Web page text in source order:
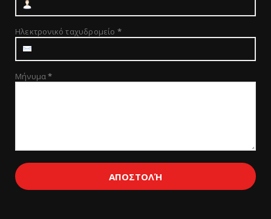
Ηλεκτρονικό ταχυδρομείο *
Μήνυμα*